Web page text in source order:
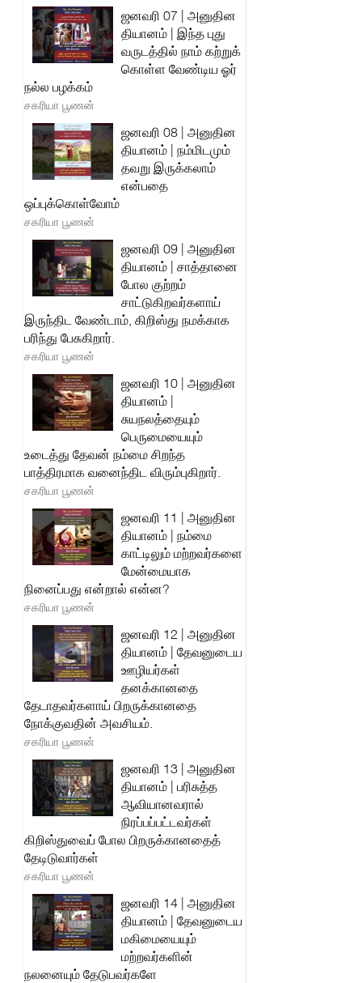
ஜனவரி 07 | அனுதின
தியானம் | இந்த புது
வருடத்தில் நாம் கற்றுக்
கொள்ள வேண்டிய ஓர்
நல்ல பழக்கம்
சகரியா பூணன்
ஜனவரி 08 | அனுதின
தியானம் | நம்மிடமும்
தவறு இருக்கலாம்
என்பதை
ஒப்புக்கொள்வோம்
சகரியா பூணன்
ஜனவரி 09 | அனுதின
தியானம் | சாத்தானை
போல குற்றம்
சாட்டுகிறவர்களாய்
இருந்திட வேண்டாம், கிறிஸ்து நமக்காக
பரிந்து பேசுகிறார்.
சகரியா பூணன்
ஜனவரி 10 | அனுதின
தியானம் |
சுயநலத்தையும்
பெருமையையும்
உடைத்து தேவன் நம்மை சிறந்த
பாத்திரமாக வனைந்திட விரும்புகிறார்.
சகரியா பூணன்
ஜனவரி 11 | அனுதின
தியானம் | நம்மை
காட்டிலும் மற்றவர்களை
மேன்மையாக
நினைப்பது என்றால் என்ன?
சகரியா பூணன்
ஜனவரி 12 | அனுதின
தியானம் | தேவனுடைய
ஊழியர்கள்
தனக்கானதை
தேடாதவர்களாய் பிறருக்கானதை
நோக்குவதின் அவசியம்.
சகரியா பூணன்
ஜனவரி 13 | அனுதின
தியானம் | பரிசுத்த
ஆவியானவரால்
நிரப்பப்பட்டவர்கள்
கிறிஸ்துவைப் போல பிறருக்கானதைத்
தேடிடுவார்கள்
சகரியா பூணன்
ஜனவரி 14 | அனுதின
தியானம் | தேவனுடைய
மகிமையையும்
மற்றவர்களின்
நலனையும் தேடுபவர்களே